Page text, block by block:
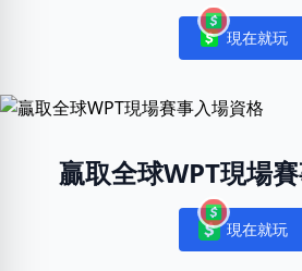
Notifications
現在就玩
贏取全球WPT現場
Notifications
現在就玩